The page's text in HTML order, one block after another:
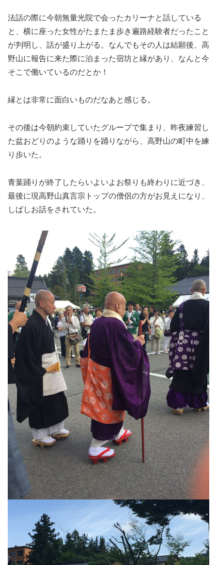
法話の際に今朝無量光院で会ったカリーナと話している
と、横に座った女性がたまたま歩き遍路経験者だったこと
が判明し、話が盛り上がる。なんでもその人は結願後、高
野山に報告に来た際に泊まった宿坊と縁があり、なんと今
そこで働いているのだとか！
縁とは非常に面白いものだなあと感じる。
その後は今朝約束していたグループで集まり、昨夜練習し
た盆おどりのような踊りを踊りながら、高野山の町中を練
り歩いた。
青葉踊りが終了したらいよいよお祭りも終わりに近づき、
最後に現高野山真言宗トップの僧侶の方がお見えになり、
しばしお話をされていた。